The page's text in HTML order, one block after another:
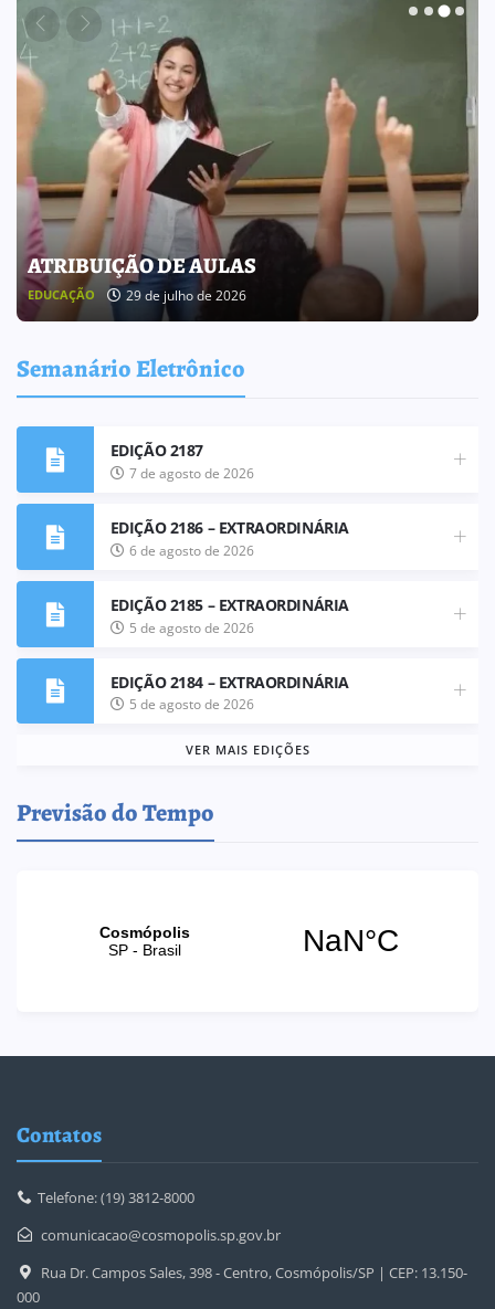
ATRIBUIÇÃO DE AULAS
EDUCAÇÃO 29 de julho de 2026
Semanário Eletrônico
EDIÇÃO 2187
7 de agosto de 2026
EDIÇÃO 2186 – EXTRAORDINÁRIA
6 de agosto de 2026
EDIÇÃO 2185 – EXTRAORDINÁRIA
5 de agosto de 2026
EDIÇÃO 2184 – EXTRAORDINÁRIA
5 de agosto de 2026
VER MAIS EDIÇÕES
Previsão do Tempo
Contatos
Telefone: (19) 3812-8000
comunicacao@cosmopolis.sp.gov.br
Rua Dr. Campos Sales, 398 - Centro, Cosmópolis/SP | CEP: 13.150-
000